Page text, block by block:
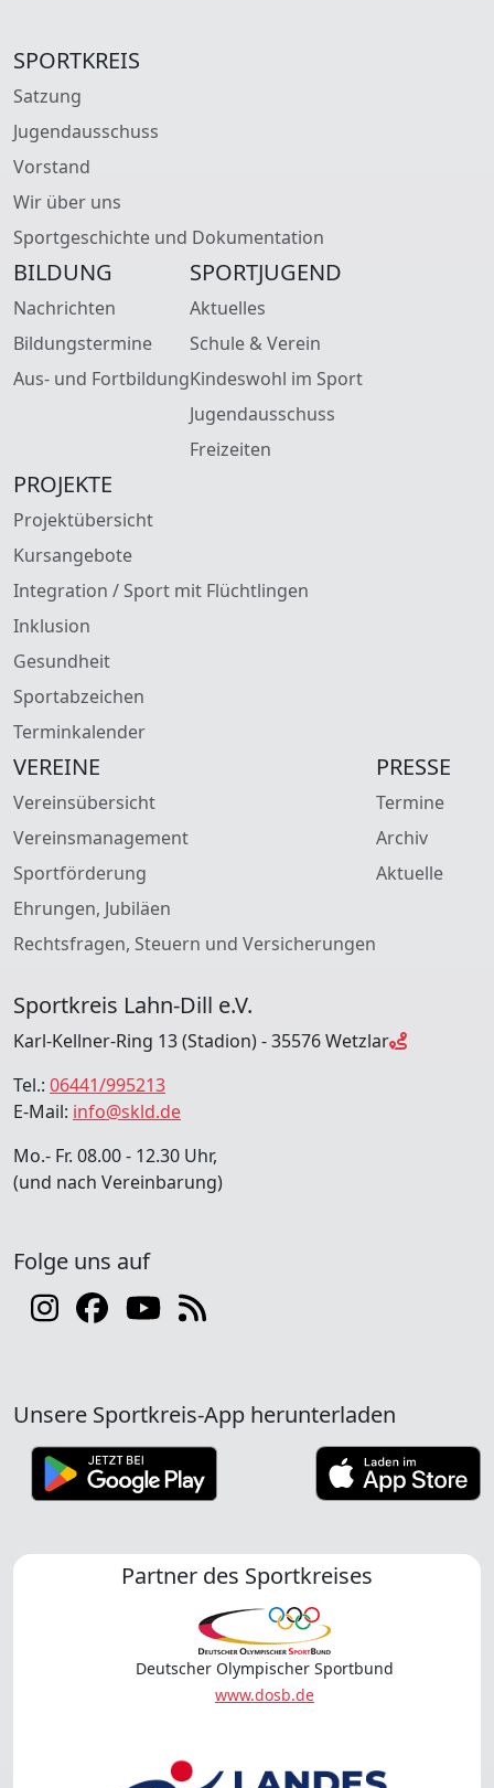
SPORTKREIS
Satzung
Jugendausschuss
Vorstand
Wir über uns
Sportgeschichte und Dokumentation
BILDUNG
Nachrichten
Bildungstermine
Aus- und Fortbildung
SPORTJUGEND
Aktuelles
Schule & Verein
Kindeswohl im Sport
Jugendausschuss
Freizeiten
PROJEKTE
Projektübersicht
Kursangebote
Integration / Sport mit Flüchtlingen
Inklusion
Gesundheit
Sportabzeichen
Terminkalender
VEREINE
Vereinsübersicht
Vereinsmanagement
Sportförderung
Ehrungen, Jubiläen
Rechtsfragen, Steuern und Versicherungen
PRESSE
Termine
Archiv
Aktuelle
Sportkreis Lahn-Dill e.V.
Karl-Kellner-Ring 13 (Stadion) - 35576 Wetzlar
Tel.: 06441/995213
E-Mail: info@skld.de
Mo.- Fr. 08.00 - 12.30 Uhr,
(und nach Vereinbarung)
Folge uns auf
Unsere Sportkreis-App herunterladen
Partner des Sportkreises
Deutscher Olympischer Sportbund
www.dosb.de